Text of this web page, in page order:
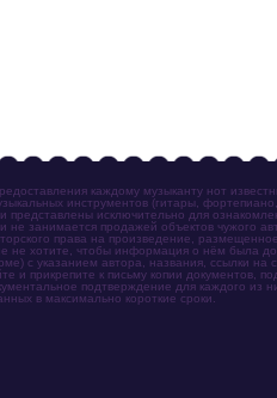
каждому музыканту нот
инструментов (гитары,
представлены исключительно для
занимается продажей объектов чужого
права на произведение,
не хотите, чтобы информация о нём была
с указанием автора, названия, ссылки на
и прикрепите к письму копии документов,
подтверждение для каждого из
в максимально короткие сроки.